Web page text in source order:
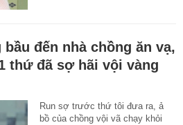
đến nhà chồng ăn vạ,
thứ đã sợ hãi vội vàng
Run sợ trước thứ tôi đưa ra, ả
bồ của chồng vội vã chạy khỏi